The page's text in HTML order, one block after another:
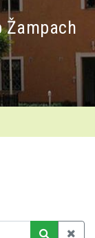
Žampach